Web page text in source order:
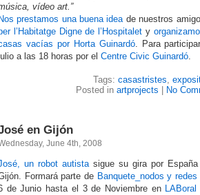
vídeo art.”
Nos prestamos una buena ideade nuestros
l’Habitatge Digne de l’Hospitalet y
vacías por Horta Guinardó. Para
a las 18 horas por el Centre Civic Guinardó.
Tags: casastristes,
Posted in artprojects No
en Gijón
June 4th, 2008
un robot autistasigue su gira por
Formará parte de Banquete_nodos y redes
de Junio hasta el 3 de Noviembre en